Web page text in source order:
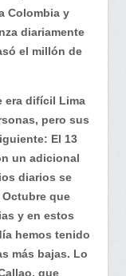
Colombia y
diariamente
el millón de
era difícil Lima
pero sus
El 13
un adicional
diarios se
que
y en estos
hemos tenido
más bajas. Lo
que